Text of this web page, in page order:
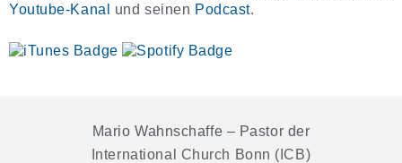
Youtube-Kanal
und seinen Podcast.
Mario Wahnschaffe – Pastor der
International Church Bonn (ICB)